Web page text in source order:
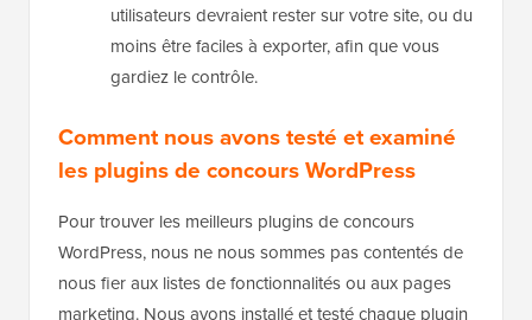
utilisateurs devraient rester sur votre site, ou du
moins être faciles à exporter, afin que vous
gardiez le contrôle.
Comment nous avons testé et examiné
les plugins de concours WordPress
Pour trouver les meilleurs plugins de concours
WordPress, nous ne nous sommes pas contentés de
nous fier aux listes de fonctionnalités ou aux pages
marketing. Nous avons installé et testé chaque plugin